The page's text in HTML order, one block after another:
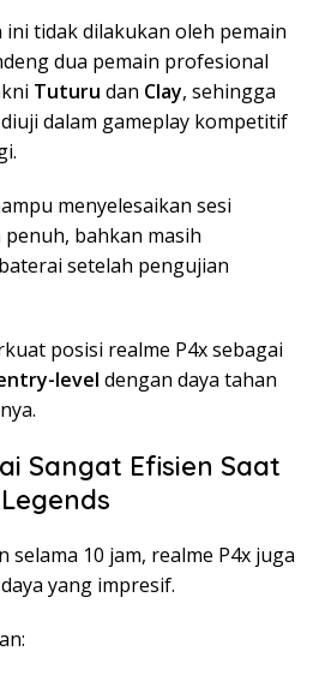
tidak dilakukan oleh pemain
dua pemain profesional
Tuturu dan Clay, sehingga
dalam gameplay kompetitif
menyelesaikan sesi
bahkan masih
setelah pengujian
posisi realme P4x sebagai
level dengan daya tahan
Sangat Efisien Saat
selama 10 jam, realme P4x juga
yang impresif.